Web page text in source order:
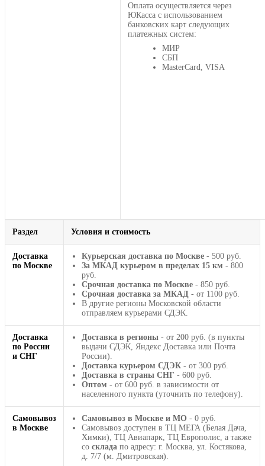
Оплата осуществляется через
ЮКасса с использованием
банковских карт следующих
платежных систем:
МИР
СБП
MasterCard, VISA
Раздел Условия и стоимость
Доставка
по Москве
Курьерская доставка по Москве - 500 руб.
За МКАД курьером в пределах 15 км - 800
руб.
Срочная доставка по Москве - 850 руб.
Срочная доставка за МКАД - от 1100 руб.
В другие регионы Московской области
отправляем курьерами СДЭК.
Доставка
по России
и СНГ
Доставка в регионы - от 200 руб. (в пункты
выдачи СДЭК, Яндекс Доставка или Почта
России).
Доставка курьером СДЭК - от 300 руб.
Доставка в страны СНГ - 600 руб.
Оптом - от 600 руб. в зависимости от
населенного пункта (уточнить по телефону).
Самовывоз
в Москве
Самовывоз в Москве и МО - 0 руб.
Самовывоз доступен в ТЦ МЕГА (Белая Дача,
Химки), ТЦ Авиапарк, ТЦ Европолис, а также
со склада по адресу: г. Москва, ул. Костякова,
д. 7/7 (м. Дмитровская).